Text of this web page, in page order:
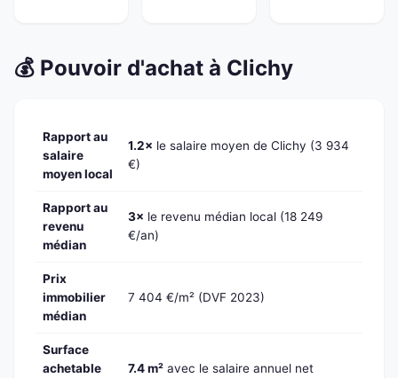
💰 Pouvoir d'achat à Clichy
Rapport au
salaire
moyen local
1.2× le salaire moyen de Clichy (3 934
€)
Rapport au
revenu
médian
3× le revenu médian local (18 249
€/an)
Prix
immobilier
médian
7 404 €/m² (DVF 2023)
Surface
achetable
7.4 m² avec le salaire annuel net